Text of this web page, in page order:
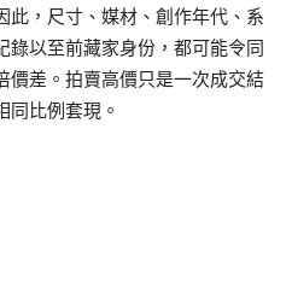
此，尺寸、媒材、創作年代、系
錄以至前藏家身份，都可能令同
價差。拍賣高價只是一次成交結
同比例套現。